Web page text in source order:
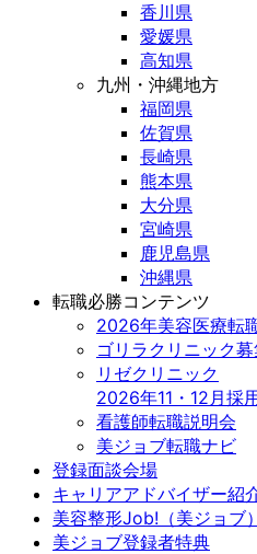
香川県
愛媛県
高知県
九州・沖縄地方
福岡県
佐賀県
長崎県
熊本県
大分県
宮崎県
鹿児島県
沖縄県
転職必勝コンテンツ
2026年美容医療転
ゴリラクリニック
リゼクリニック
2026年11・12月採
看護師転職説明会
美ジョブ転職ナビ
登録面談会場
キャリアアドバイザー紹
美容整形Job!（美ジョブ
美ジョブ登録者特典